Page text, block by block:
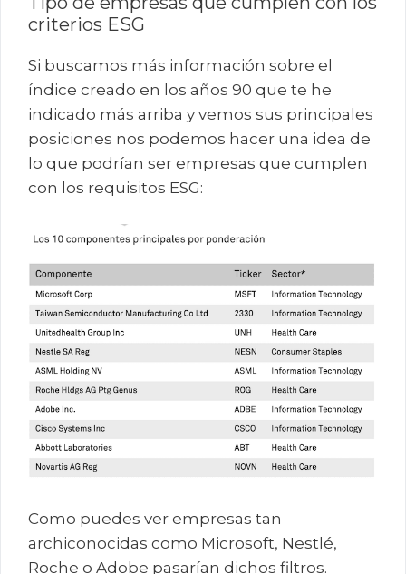
criterios ESG
Si buscamos más información sobre el
índice creado en los años 90 que te he
indicado más arriba y vemos sus principales
posiciones nos podemos hacer una idea de
lo que podrían ser empresas que cumplen
con los requisitos ESG:
Como puedes ver empresas tan
archiconocidas como Microsoft, Nestlé,
Roche o Adobe pasarían dichos filtros.